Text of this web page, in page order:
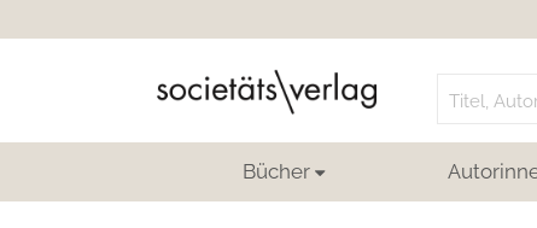
for:
Bücher